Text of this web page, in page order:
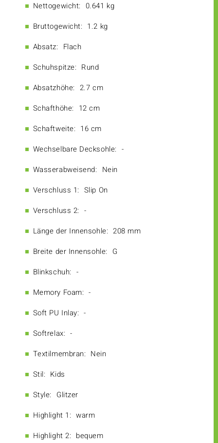
Nettogewicht: 0.641 kg
Bruttogewicht: 1.2 kg
Absatz: Flach
Schuhspitze: Rund
Absatzhöhe: 2.7 cm
Schafthöhe: 12 cm
Schaftweite: 16 cm
Wechselbare Decksohle: -
Wasserabweisend: Nein
Verschluss 1: Slip On
Verschluss 2: -
Länge der Innensohle: 208 mm
Breite der Innensohle: G
Blinkschuh: -
Memory Foam: -
Soft PU Inlay: -
Softrelax: -
Textilmembran: Nein
Stil: Kids
Style: Glitzer
Highlight 1: warm
Highlight 2: bequem